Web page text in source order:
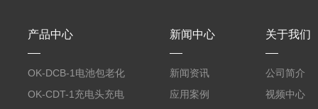
产品中心
OK-DCB-1电池包老化
测试系统
OK-CDT-1充电头充电
新闻中心
新闻资讯
应用案例
关于我们
公司简介
视频中心